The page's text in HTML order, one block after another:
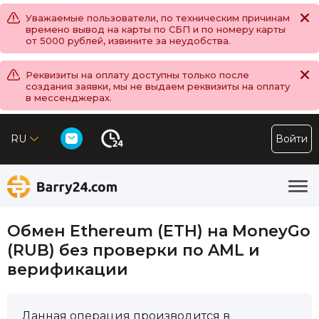
Уважаемые пользователи, по техническим причинам
времено вывод на карты по СБП и по номеру карты
от 5000 рублей, извините за неудобства.
Реквизиты на оплату доступны только после
создания заявки, мы не выдаем реквизиты на оплату
в мессенджерах.
RU Войти
Обмен Ethereum (ETH) на MoneyGo
(RUB) без проверки по AML и
верификации
Данная операция производится в